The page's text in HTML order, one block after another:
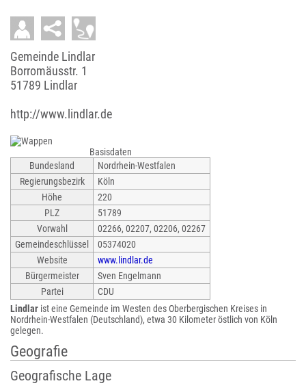
Gemeinde Lindlar
Borromäusstr. 1
51789 Lindlar
http://www.lindlar.de
Basisdaten
Bundesland
Nordrhein-Westfalen
Regierungsbezirk
Köln
Höhe
220
PLZ
51789
Vorwahl
02266, 02207, 02206, 02267
Gemeindeschlüssel
05374020
Website
www.lindlar.de
Bürgermeister
Sven Engelmann
Partei
CDU
Lindlar ist eine Gemeinde im Westen des Oberbergischen Kreises in
Nordrhein-Westfalen (Deutschland), etwa 30 Kilometer östlich von Köln
gelegen.
Geografie
Geografische Lage